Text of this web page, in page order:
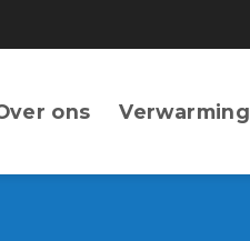
ons Verwarming